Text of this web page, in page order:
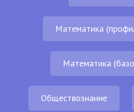
Математика
Математика
Обществознание